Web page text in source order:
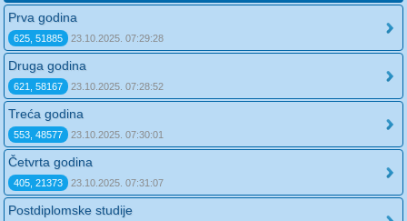
Prva godina
625, 51885 23.10.2025. 07:29:28
Druga godina
621, 58167 23.10.2025. 07:28:52
Treća godina
553, 48577 23.10.2025. 07:30:01
Četvrta godina
405, 21373 23.10.2025. 07:31:07
Postdiplomske studije